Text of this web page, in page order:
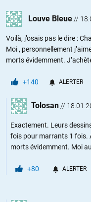
Louve Bleue//
Voilà, j’osais pas le dire :
Moi , personnellement
morts évidemment.
+140 ALERTER
Tolosan//
Exactement. Leurs
fois pour marrants 1 fois.
morts évidemment. Moi
+80 ALERTER